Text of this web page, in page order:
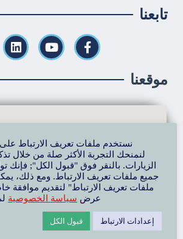
تابعنا
موقعنا
تحدث معنا - نحن
نستخدم ملفات تعريف الارتباط على
لنمنحك التجربة الأكثر صلة من خلال
الزيارات. بالنقر فوق "قبول الكل"; فإنك
جميع ملفات تعريف الارتباط. ومع ذلك،
ملفات تعريف الارتباط" لتقديم موافقة
عرض سياسة الخصوصية
إعدادات الارتباط قبول الكل